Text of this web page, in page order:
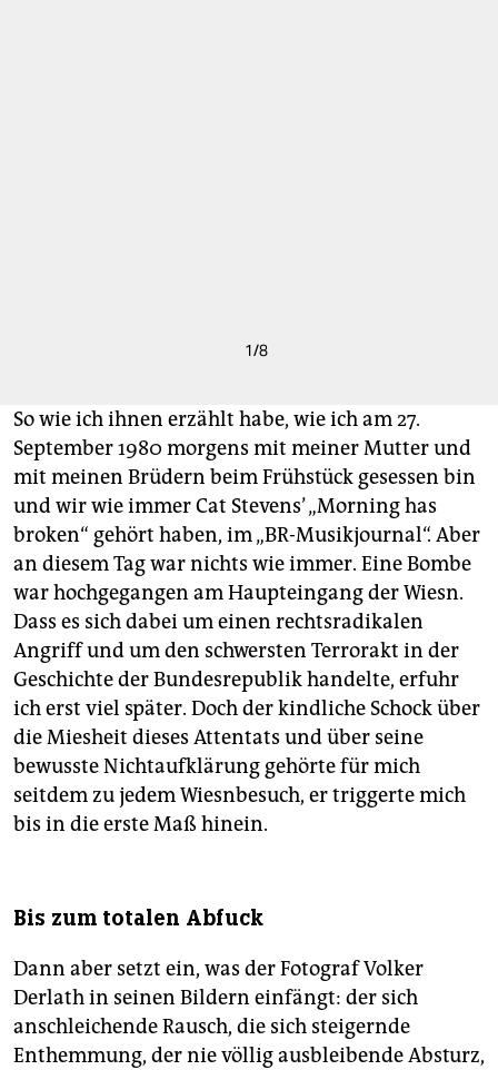
1/8
So wie ich ihnen erzählt habe, wie ich am 27.
September 1980 morgens mit meiner Mutter und
mit meinen Brüdern beim Frühstück gesessen bin
und wir wie immer Cat Stevens’ „Morning has
broken“ gehört haben, im „BR-Musik­journal“. Aber
an diesem Tag war nichts wie immer. Eine Bombe
war hochgegangen am Haupteingang der Wiesn.
Dass es sich dabei um einen rechtsradikalen
Angriff und um den schwersten Terrorakt in der
Geschichte der Bundesrepublik handelte, erfuhr
ich erst viel später. Doch der kindliche Schock über
die Miesheit dieses Attentats und über seine
bewusste Nichtaufklärung gehörte für mich
seitdem zu jedem Wiesnbesuch, er triggerte mich
bis in die erste Maß hinein.
Bis zum totalen Abfuck
Dann aber setzt ein, was der Fotograf Volker
Derlath in seinen Bildern einfängt: der sich
anschleichende Rausch, die sich steigernde
Enthemmung, der nie völlig ausbleibende Absturz,